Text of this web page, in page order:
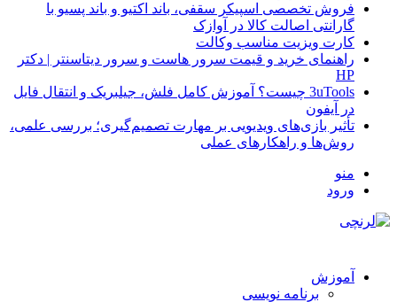
فروش تخصصی اسپیکر سقفی، باند اکتیو و باند پسیو با
گارانتی اصالت کالا در آوازک
کارت ویزیت مناسب وکالت
راهنمای خرید و قیمت سرور هاست و سرور دیتاسنتر | دکتر
HP
3uTools چیست؟ آموزش کامل فلش، جیلبریک و انتقال فایل
در آیفون
تأثیر بازی‌های ویدیویی بر مهارت تصمیم‌گیری؛ بررسی علمی،
روش‌ها و راهکارهای عملی
منو
ورود
آموزش
برنامه نویسی